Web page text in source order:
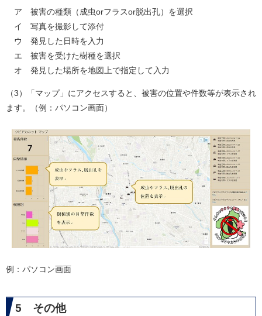
ア 被害の種類（成虫orフラスor脱出孔）を選択
イ 写真を撮影して添付
ウ 発見した日時を入力
エ 被害を受けた樹種を選択
オ 発見した場所を地図上で指定して入力
（3）「マップ」にアクセスすると、被害の位置や件数等が表示され
ます。（例：パソコン画面）
例：パソコン画面
5 その他